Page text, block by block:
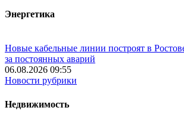
Энергетика
Новые кабельные линии построят в
за постоянных аварий
06.08.2026 09:55
Новости рубрики
Недвижимость